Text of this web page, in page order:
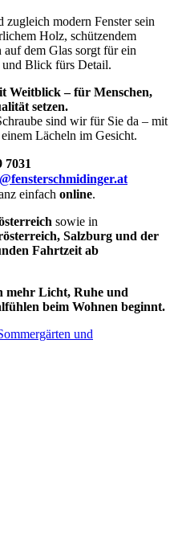
modern Fenster sein
Holz, schützendem
dem Glas sorgt für ein
Blick fürs Detail.
Weitblick – für Menschen,
setzen.
sind wir für Sie da – mit
Lächeln im Gesicht.
7031
einfach online.
sowie in
Salzburg und der
Fahrtzeit ab
mehr Licht, Ruhe und
beim Wohnen beginnt.
und